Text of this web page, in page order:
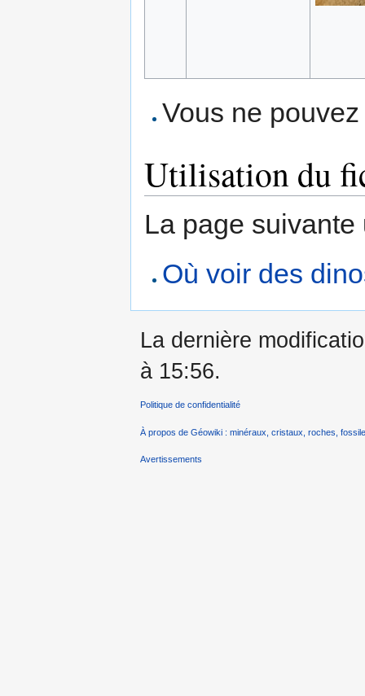
Vous ne
Utilisation du
La page
Où voir des
La dernière
à 15:56.
Politique de confidentialité
À propos de Géowiki : minéraux, cristaux, roches,
Avertissements